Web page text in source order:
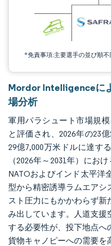
*免責事項:主要選手の並び順不
Mordor Intelligenceに
場分析
軍用パラシュート市場規
と評価され、2026年の23
29億7,000万米ドルに達す
（2026年～2031年）にお
NATOおよびインド太平洋
型から精密誘導ラムエアシ
スト圧力にもかかわらず新
み出しています。人道支援
する必要性が、投下地点へ
貨物キャノピーへの需要を